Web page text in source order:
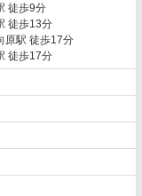
徒歩9分
徒歩13分
原駅 徒歩17分
徒歩17分